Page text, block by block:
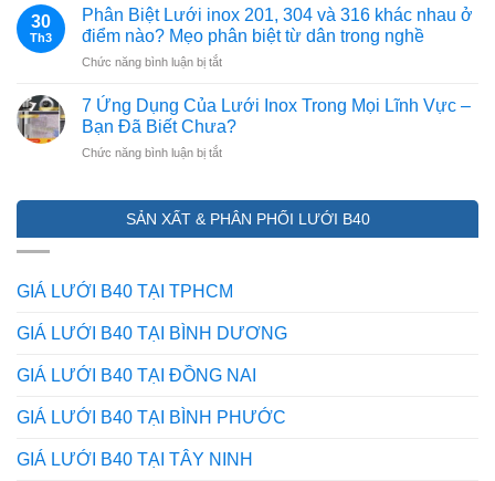
THẬT
–
(CẬP
2026)
Mắt
Lưới
Lớp
Kẽm
KẼM
LAM
GIẢI
PHÁP
VỆ
HÀNG
CHỐNG
QUẢ
30
Th3
Phân Biệt Lưới inox 201, 304 và 316 khác nhau ở
điểm nào? Mẹo phân biệt từ dân trong nghề
Chức năng bình luận bị tắtở
Biệt
Lưới
inox
201,
316
điểm
Mẹo
phân
từ
trong
7 Ứng Dụng Của Lưới Inox Trong Mọi Lĩnh Vực –
Bạn Đã Biết Chưa?
Chức năng bình luận bị tắtở
Dụng
Của
Trong
Mọi
Vực
Bạn
Biết
SẢN XẤT & PHÂN PHỐI LƯỚI B40
GIÁ LƯỚI B40 TẠI TPHCM
GIÁ LƯỚI B40 TẠI BÌNH DƯƠNG
GIÁ LƯỚI B40 TẠI ĐỒNG NAI
GIÁ LƯỚI B40 TẠI BÌNH PHƯỚC
GIÁ LƯỚI B40 TẠI TÂY NINH